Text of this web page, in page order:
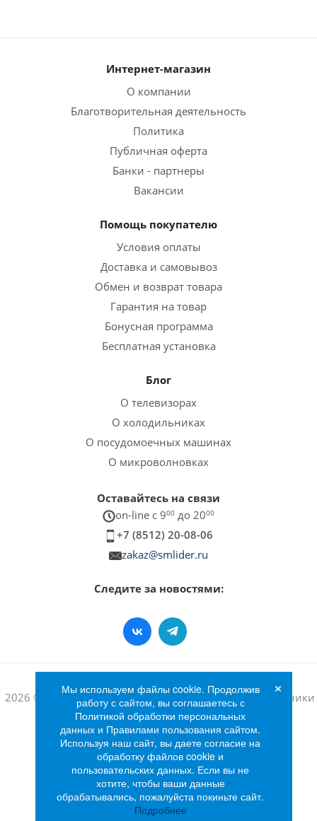
Интернет-магазин
О компании
Благотворительная деятельность
Политика
Публичная оферта
Банки - партнеры
Вакансии
Помощь покупателю
Условия оплаты
Доставка и самовывоз
Обмен и возврат товара
Гарантия на товар
Бонусная программа
Бесплатная установка
Блог
О телевизорах
О холодильниках
О посудомоечных машинах
О микроволновках
Оставайтесь на связи
on-line c 900 до 2000
+7 (8512) 20-08-06
zakaz@smlider.ru
Следите за новостями:
2026 © Интернет-магазин бытовой техники и электроники
«Лидер»
Мы используем файлы cookie. Продолжив
работу с сайтом, вы соглашаетесь с
Политикой обработки персональных
данных и Правилами пользования сайтом.
Используя наш сайт, вы даете согласие на
обработку файлов cookie и
пользовательских данных. Если вы не
хотите, чтобы ваши данные
обрабатывались, пожалуйста покиньте сайт.
Подробнее
×